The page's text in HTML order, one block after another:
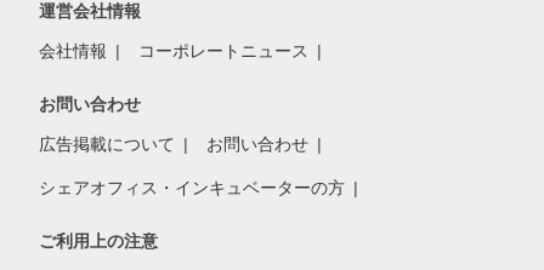
運営会社情報
会社情報 コーポレートニュース
お問い合わせ
広告掲載について お問い合わせ
シェアオフィス・インキュベーターの方
ご利用上の注意